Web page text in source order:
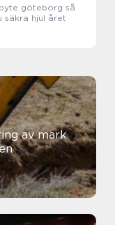
göteborg så
säkra hjul året
av mark